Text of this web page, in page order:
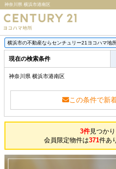
神奈川県 横浜市港南区
横浜市の不動産ならセンチュリー21ヨコハマ地
現在の検索条件
神奈川県 横浜市港南区
この条件で新
3件見つかり
会員限定物件は371件あ